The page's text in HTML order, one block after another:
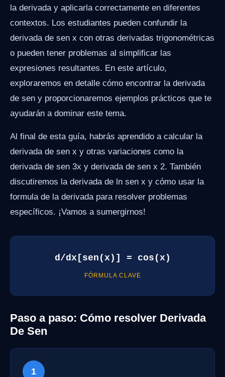
la derivada y aplicarla correctamente en diferentes
contextos. Los estudiantes pueden confundir la
derivada de sen x con otras derivadas trigonométricas
o pueden tener problemas al simplificar las
expresiones resultantes. En este artículo,
exploraremos en detalle cómo encontrar la derivada
de sen y proporcionaremos ejemplos prácticos que te
ayudarán a dominar este tema.
Al final de esta guía, habrás aprendido a calcular la
derivada de sen x y otras variaciones como la
derivada de sen 3x y derivada de sen x 2. También
discutiremos la derivada de ln sen x y cómo usar la
formula de la derivada para resolver problemas
específicos. ¡Vamos a sumergirnos!
d/dx[sen(x)] = cos(x)
FÓRMULA CLAVE
Paso a paso: Cómo resolver Derivada
De Sen
1